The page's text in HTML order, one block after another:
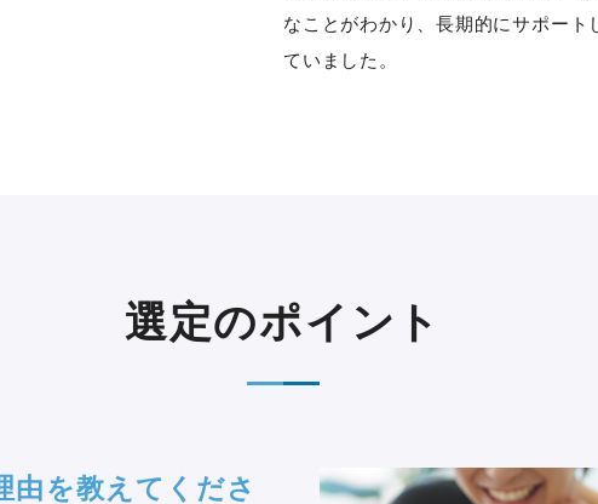
なことがわかり、長期的にサポート
ていました。
選定のポイント
由を教えてくださ